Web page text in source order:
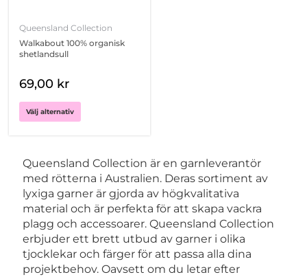
Queensland Collection
Walkabout 100% organisk
shetlandsull
69,00 kr
Välj alternativ
Queensland Collection är en garnleverantör
med rötterna i Australien. Deras sortiment av
lyxiga garner är gjorda av högkvalitativa
material och är perfekta för att skapa vackra
plagg och accessoarer. Queensland Collection
erbjuder ett brett utbud av garner i olika
tjocklekar och färger för att passa alla dina
projektbehov. Oavsett om du letar efter